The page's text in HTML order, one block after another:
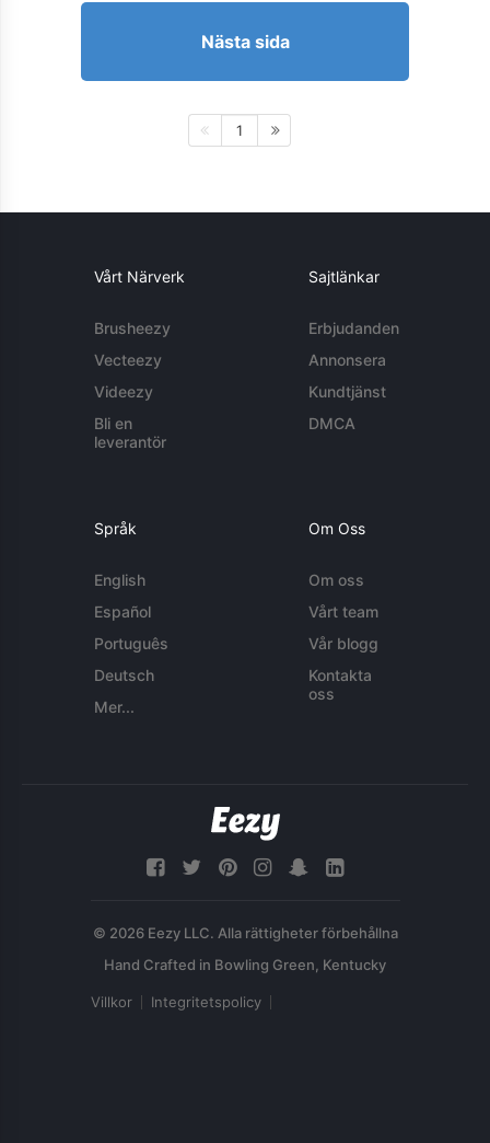
Nästa sida
1
Vårt Närverk
Brusheezy
Vecteezy
Videezy
Bli en
leverantör
Sajtlänkar
Erbjudanden
Annonsera
Kundtjänst
DMCA
Språk
English
Español
Português
Deutsch
Mer...
Om Oss
Om oss
Vårt team
Vår blogg
Kontakta
oss
© 2026 Eezy LLC. Alla rättigheter förbehållna
Villkor Integritetspolicy